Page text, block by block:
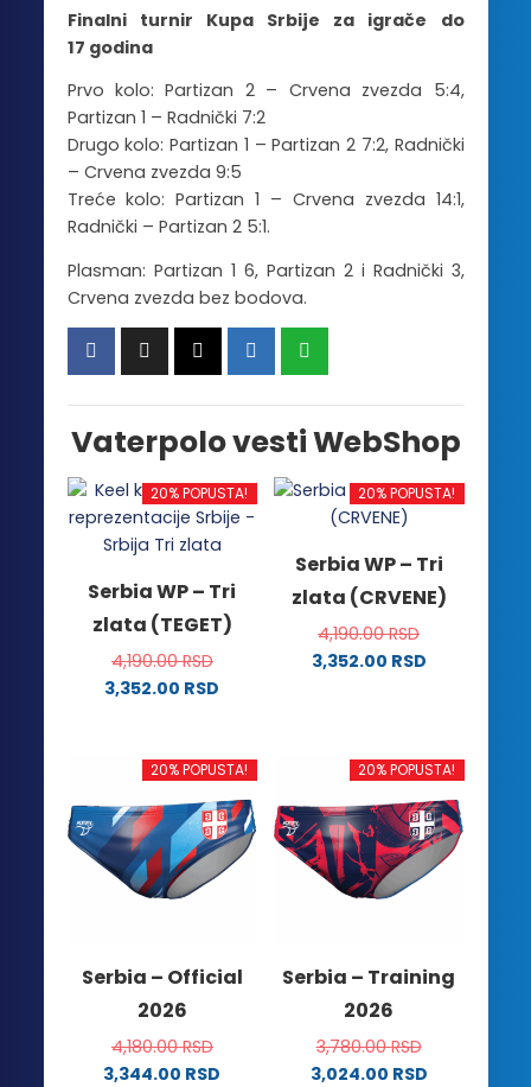
Finalni turnir Kupa Srbije za igrače do
17 godina
Prvo kolo: Partizan 2 – Crvena zvezda 5:4,
Partizan 1 – Radnički 7:2
Drugo kolo: Partizan 1 – Partizan 2 7:2, Radnički
– Crvena zvezda 9:5
Treće kolo: Partizan 1 – Crvena zvezda 14:1,
Radnički – Partizan 2 5:1.
Plasman: Partizan 1 6, Partizan 2 i Radnički 3,
Crvena zvezda bez bodova.
Vaterpolo vesti WebShop
20% POPUSTA!
Serbia WP – Tri
zlata (TEGET)
4,190.00RSD
3,352.00 RSD
ima
varijanti.
Opcije
mogu
biti
stranici
proizvoda.
20% POPUSTA!
Serbia WP – Tri
zlata (CRVENE)
4,190.00RSD
3,352.00 RSD
više
varijanti.
Opcije
mogu
biti
izabrane
proizvoda.
20% POPUSTA!
Serbia – Official
2026
4,180.00RSD
3,344.00 RSD
20% POPUSTA!
Serbia – Training
2026
3,780.00RSD
3,024.00 RSD